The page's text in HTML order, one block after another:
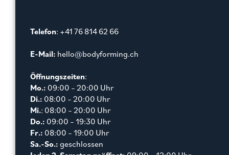
Telefon: +41 76 814 62 66
E-Mail: hello@bodyforming.ch
Öffnungszeiten:
Mo.: 09:00 – 20:00 Uhr
Di.: 08:00 – 20:00 Uhr
Mi.: 08:00 – 20:00 Uhr
Do.: 09:00 – 19:30 Uhr
Fr.: 08:00 – 19:00 Uhr
Sa.-So.: geschlossen